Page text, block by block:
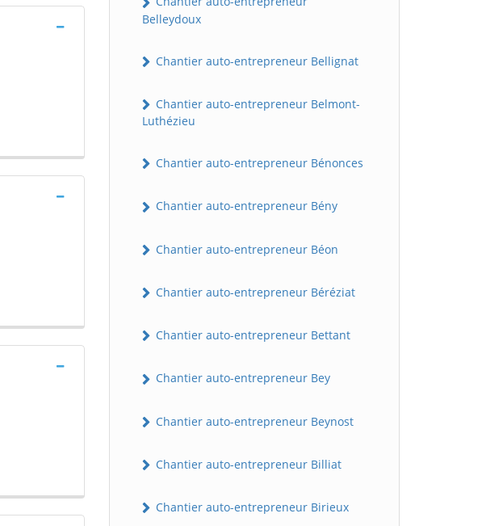
Belleydoux
Chantier auto-entrepreneur Bellignat
Chantier auto-entrepreneur Belmont-
Luthézieu
Chantier auto-entrepreneur Bénonces
Chantier auto-entrepreneur Bény
Chantier auto-entrepreneur Béon
Chantier auto-entrepreneur Béréziat
Chantier auto-entrepreneur Bettant
Chantier auto-entrepreneur Bey
Chantier auto-entrepreneur Beynost
Chantier auto-entrepreneur Billiat
Chantier auto-entrepreneur Birieux